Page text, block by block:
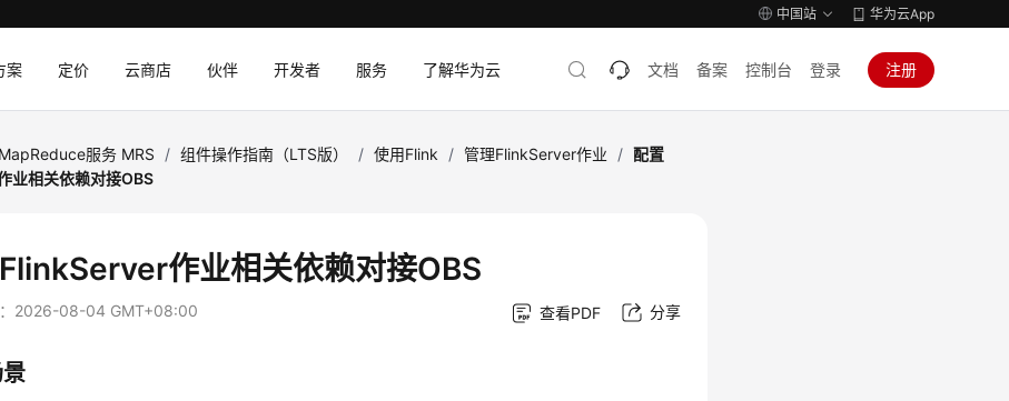
中国站 华为云App
案 定价 云商店 伙伴 开发者 服务 了解华为云 文档 备案 控制台 登录 注册
MapReduce服务 MRS / 组件操作指南（LTS版） / 使用Flink / 管理FlinkServer作业 / 配置
业相关依赖对接OBS
作业相关依赖对接OBS
2026-08-04 GMT+08:00 查看PDF 分享